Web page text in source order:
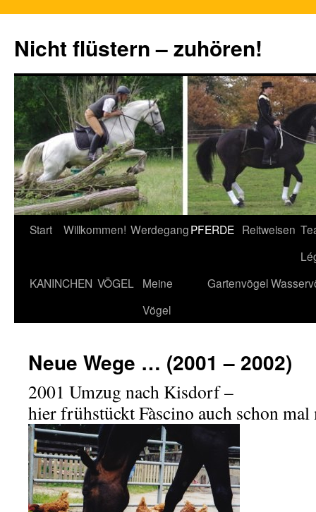
Nicht flüstern – zuhören!
Zum
springen
Start Willkommen! WerdegangPFERDE Reitweisen
KANINCHEN VÖGEL
Meine
Vögel
Gartenvögel
Neue Wege … (2001 – 2002)
2001 Umzug nach Kisdorf –
hier frühstückt Fàscino auch schon